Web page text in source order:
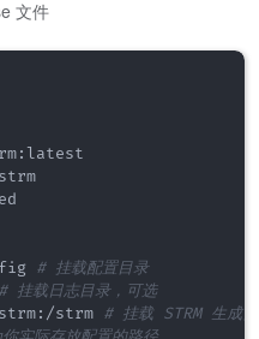
文件
:latest
# 挂载配置目录
# 挂载日志目录，可选
: /strm # 挂载 STRM 生成